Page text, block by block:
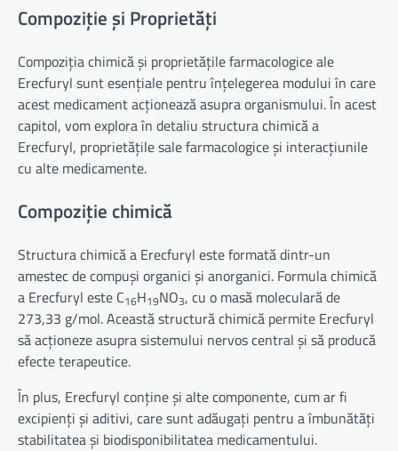
Compoziție și Proprietăți
Compoziția chimică și proprietățile farmacologice ale
Erecfuryl sunt esențiale pentru înțelegerea modului în care
acest medicament acționează asupra organismului. În acest
capitol, vom explora în detaliu structura chimică a
Erecfuryl, proprietățile sale farmacologice și interacțiunile
cu alte medicamente.
Compoziție chimică
Structura chimică a Erecfuryl este formată dintr-un
amestec de compuși organici și anorganici. Formula chimică
a Erecfuryl este C16H19NO3, cu o masă moleculară de
273,33 g/mol. Această structură chimică permite Erecfuryl
să acționeze asupra sistemului nervos central și să producă
efecte terapeutice.
În plus, Erecfuryl conține și alte componente, cum ar fi
excipienți și aditivi, care sunt adăugați pentru a îmbunătăți
stabilitatea și biodisponibilitatea medicamentului.